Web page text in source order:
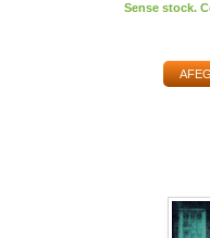
Sense stock.